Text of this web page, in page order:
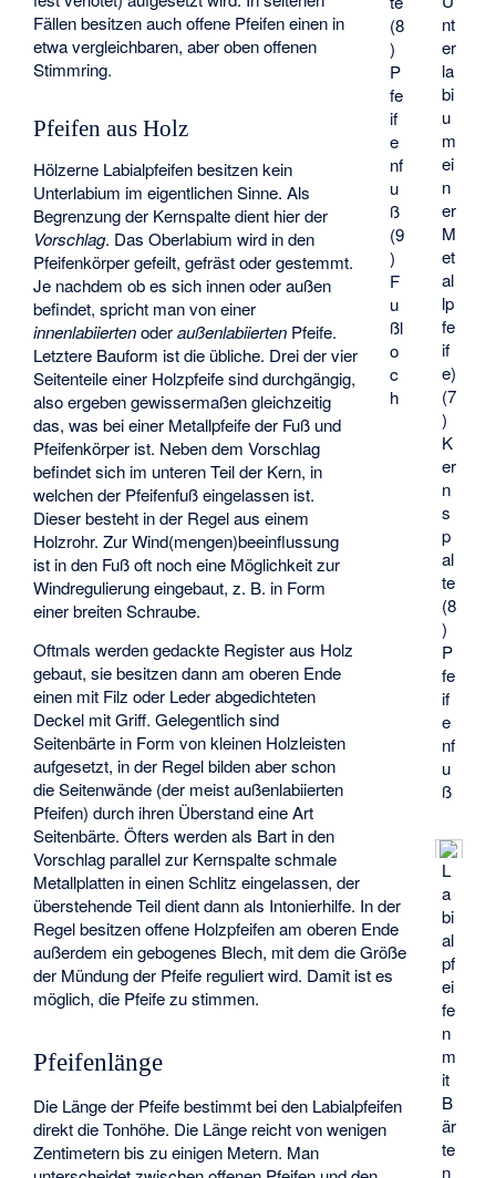
(8
)
P
fe
if
e
nf
u
ß
(9
)
F
u
ßl
o
c
h
nt
er
la
bi
u
m
ei
n
er
M
et
al
lp
fe
if
e)
(7
)
K
er
n
s
p
al
te
(8
)
P
fe
if
e
nf
u
ß
L
a
bi
al
pf
ei
fe
n
m
it
B
är
te
n
Fällen besitzen auch offene Pfeifen einen in
etwa vergleichbaren, aber oben offenen
Stimmring.
Pfeifen aus Holz
Hölzerne Labialpfeifen besitzen kein
Unterlabium im eigentlichen Sinne. Als
Begrenzung der Kernspalte dient hier der
Vorschlag. Das Oberlabium wird in den
Pfeifenkörper gefeilt, gefräst oder gestemmt.
Je nachdem ob es sich innen oder außen
befindet, spricht man von einer
innenlabiiertenoderaußenlabiierten Pfeife.
Letztere Bauform ist die übliche. Drei der vier
Seitenteile einer Holzpfeife sind durchgängig,
also ergeben gewissermaßen gleichzeitig
das, was bei einer Metallpfeife der Fuß und
Pfeifenkörper ist. Neben dem Vorschlag
befindet sich im unteren Teil der Kern, in
welchen der Pfeifenfuß eingelassen ist.
Dieser besteht in der Regel aus einem
Holzrohr. Zur Wind(mengen)beeinflussung
ist in den Fuß oft noch eine Möglichkeit zur
Windregulierung eingebaut, z. B. in Form
einer breiten Schraube.
Oftmals werden gedackte Register aus Holz
gebaut, sie besitzen dann am oberen Ende
einen mit Filz oder Leder abgedichteten
Deckel mit Griff. Gelegentlich sind
Seitenbärte in Form von kleinen Holzleisten
aufgesetzt, in der Regel bilden aber schon
die Seitenwände (der meist außenlabiierten
Pfeifen) durch ihren Überstand eine Art
Seitenbärte. Öfters werden als Bart in den
Vorschlag parallel zur Kernspalte schmale
Metallplatten in einen Schlitz eingelassen, der
überstehende Teil dient dann als Intonierhilfe. In der
Regel besitzen offene Holzpfeifen am oberen Ende
außerdem ein gebogenes Blech, mit dem die Größe
der Mündung der Pfeife reguliert wird. Damit ist es
möglich, die Pfeife zu stimmen.
Pfeifenlänge
Die Länge der Pfeife bestimmt bei den Labialpfeifen
direkt die Tonhöhe. Die Länge reicht von wenigen
Zentimetern bis zu einigen Metern. Man